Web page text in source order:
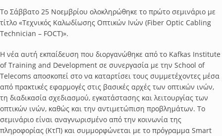
Το Σάββατο 25 Νοεμβρίου ολοκληρώθηκε το πρώτο σεμινάριο με
τίτλο «Τεχνικός Καλωδίωσης Οπτικών Ινών (Fiber Optic Cabling
Technician – FOCT)».
Η νέα αυτή εκπαίδευση που διοργανώθηκε από το Kafkas Institute
of Training and Development σε συνεργασία με την School of
Telecoms αποσκοπεί στο να καταρτίσει τους συμμετέχοντες μέσα
από πρακτικές εφαρμογές στις βασικές αρχές των οπτικών ινών,
τη διαδικασία σχεδιασμού, εγκατάστασης και λειτουργίας των
οπτικών ινών, καθώς και την αντιμετώπιση προβλημάτων. Το
σεμινάριο είναι αναγνωρισμένο από την κοινωνία της
πληροφορίας (ΚτΠ) και συμμορφώνεται με το πρόγραμμα Smart